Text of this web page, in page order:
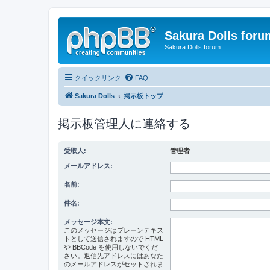
Sakura Dolls
Sakura Dolls forum
クイックリンク FAQ
Sakura Dolls 掲示板トップ
掲示板管理人に連絡する
受取人: 管理者
メールアドレス:
名前:
件名:
メッセージ本文:
このメッセージはプレーンテキス
トとして送信されますので HTML
や BBCode を使用しないでくだ
さい。返信先アドレスにはあなた
のメールアドレスがセットされま